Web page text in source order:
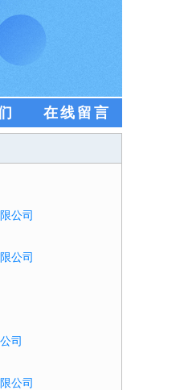
在线留言
公司
公司
司
公司